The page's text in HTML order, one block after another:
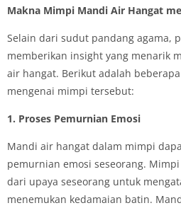
Makna Mimpi Mandi Air Hangat
Selain dari sudut pandang agama,
memberikan insight yang menarik
air hangat. Berikut adalah
mengenai mimpi tersebut:
1. Proses Pemurnian Emosi
Mandi air hangat dalam mimpi
pemurnian emosi seseorang.
dari upaya seseorang untuk
menemukan kedamaian batin.